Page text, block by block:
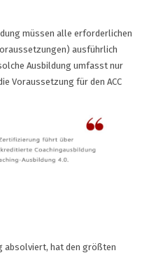
müssen alle erforderlichen
ausführlich
Ausbildung umfasst nur
Voraussetzung für den ACC
absolviert, hat den größten